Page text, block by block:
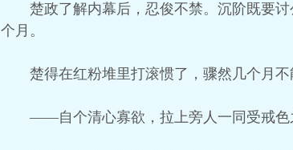
楚政了解内幕后，忍俊不禁。沉阶既要
个月。
楚得在红粉堆里打滚惯了，骤然几个月
——自个清心寡欲，拉上旁人一同受戒色